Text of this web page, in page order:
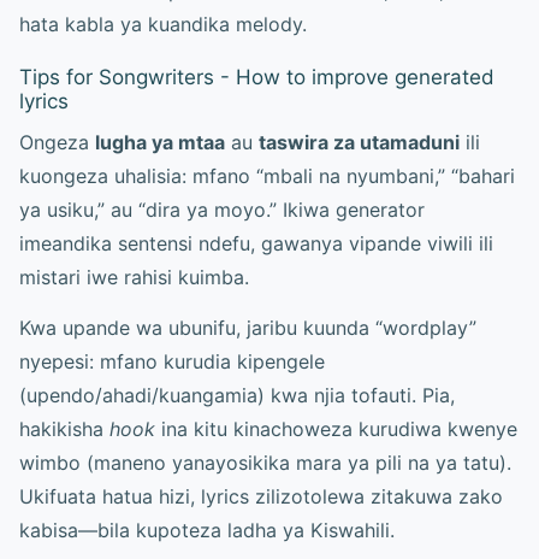
hata kabla ya kuandika melody.
Tips for Songwriters - How to improve generated
lyrics
Ongeza lugha ya mtaa au taswira za utamaduni ili
kuongeza uhalisia: mfano “mbali na nyumbani,” “bahari
ya usiku,” au “dira ya moyo.” Ikiwa generator
imeandika sentensi ndefu, gawanya vipande viwili ili
mistari iwe rahisi kuimba.
Kwa upande wa ubunifu, jaribu kuunda “wordplay”
nyepesi: mfano kurudia kipengele
(upendo/ahadi/kuangamia) kwa njia tofauti. Pia,
hakikisha hook ina kitu kinachoweza kurudiwa kwenye
wimbo (maneno yanayosikika mara ya pili na ya tatu).
Ukifuata hatua hizi, lyrics zilizotolewa zitakuwa zako
kabisa—bila kupoteza ladha ya Kiswahili.